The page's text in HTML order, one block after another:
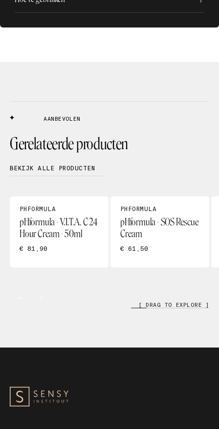
AANBEVOLEN
Gerelateerde producten
BEKIJK ALLE PRODUCTEN
PHFORMULA
pHformula - V.I.T.A. C 24
Hour Cream - 50ml
€ 81,90
PHFORMULA
pHformula - SOS Rescue
Cream
€ 61,50
[ DRAG TO EXPLORE ]